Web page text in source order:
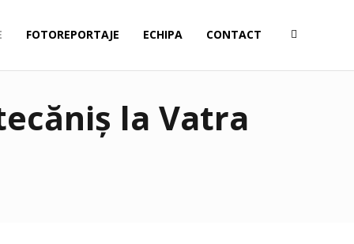
FOTOREPORTAJE ECHIPA CONTACT
la Vatra